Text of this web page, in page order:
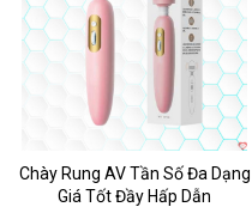
Chày Rung AV Tần Số Đa Dạng
Giá Tốt Đầy Hấp Dẫn